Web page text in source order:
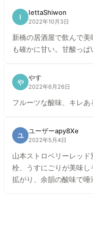
I
IettaShiwon
2022年10月3日
新橋の居酒屋で飲んで
も確かに甘い。甘酸っ
や
やす
2022年6月26日
フルーツな酸味、キレあ
ユ
ユーザーapy8Xe
2022年5月4日
山本ストロベリーレッド別注 直汲みうすにごり生 2022年4月9日 かがた屋
栓、うすにごりが美味
拡がり、余韻の酸味で